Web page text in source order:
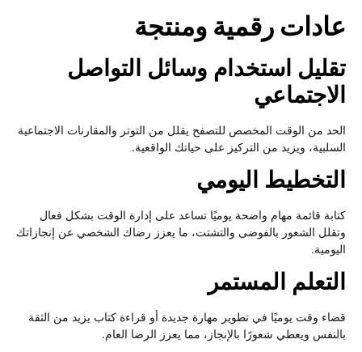
رقمية ومنتجة
استخدام وسائل التواصل
من الوقت المخصص للتصفح يقلل من التوتر والمقارنات الاجتماعية
ويزيد من التركيز على حياتك الواقعية.
اليومي
قائمة مهام واضحة يوميًا تساعد على إدارة الوقت بشكل فعال
الشعور بالفوضى والتشتت، ما يعزز رضاك الشخصي عن إنجازاتك
المستمر
وقت يوميًا في تطوير مهارة جديدة أو قراءة كتاب يزيد من الثقة
ويعطي شعورًا بالإنجاز، مما يعزز الرضا العام.